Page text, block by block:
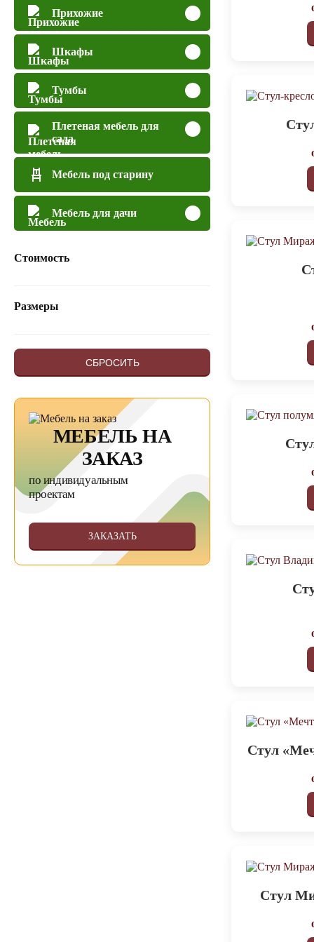
Прихожие
Шкафы
Тумбы
Плетеная мебель для
сада
Мебель под старину
Мебель для дачи
Стоимость
Размеры
СБРОСИТЬ
МЕБЕЛЬ НА
ЗАКАЗ
по индивидуальным
проектам
ЗАКАЗАТЬ
Стул
Стул